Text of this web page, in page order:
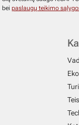
bei paslaugų teikimo